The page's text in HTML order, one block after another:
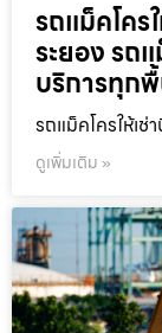
รถแม็คโคร
ระยอง รถ
บริการทุก
รถแม็คโครให้เช่
ดูเพิ่มเติม »